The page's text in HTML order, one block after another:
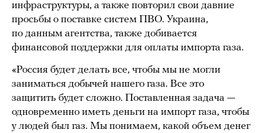
инфраструктуры, а также повторил свои давние
просьбы о поставке систем ПВО. Украина,
по данным агентства, также добивается
финансовой поддержки для оплаты импорта газа.
«Россия будет делать все, чтобы мы не могли
заниматься добычей нашего газа. Все это
защитить будет сложно. Поставленная задача —
одновременно иметь деньги на импорт газа, чтобы
у людей был газ. Мы понимаем, какой объем денег